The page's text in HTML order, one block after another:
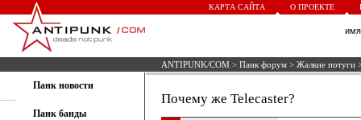
КАРТА САЙТА О ПРОЕКТЕ
ANTIPUNK/COM > Панк форум > Жалкие потуги
Панк новости
Панк банды
Почему же Telecaster?